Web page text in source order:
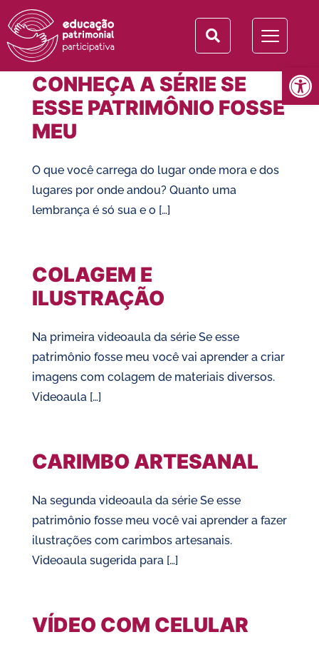
Abrir
Categoria: Videoaula
CONHEÇA A SÉRIE SE
ESSE PATRIMÔNIO FOSSE
MEU
O que você carrega do lugar onde mora e dos
lugares por onde andou? Quanto uma
lembrança é só sua e o […]
COLAGEM E
ILUSTRAÇÃO
Na primeira videoaula da série Se esse
patrimônio fosse meu você vai aprender a criar
imagens com colagem de materiais diversos.
Videoaula […]
CARIMBO ARTESANAL
Na segunda videoaula da série Se esse
patrimônio fosse meu você vai aprender a fazer
ilustrações com carimbos artesanais.
Videoaula sugerida para […]
VÍDEO COM CELULAR